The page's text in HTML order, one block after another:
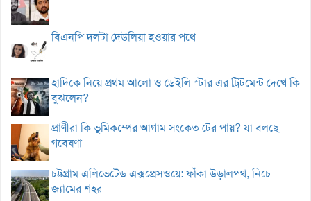
বিএনপি দলটা দেউলিয়া হওয়ার পথে
হাদিকে নিয়ে প্রথম আলো ও ডেইলি স্টার এর ট্রিটমেন্ট দেখে কি
বুঝলেন?
প্রাণীরা কি ভূমিকম্পের আগাম সংকেত টের পায়? যা বলছে
গবেষণা
চট্টগ্রাম এলিভেটেড এক্সপ্রেসওয়ে: ফাঁকা উড়ালপথ, নিচে
জ্যামের শহর